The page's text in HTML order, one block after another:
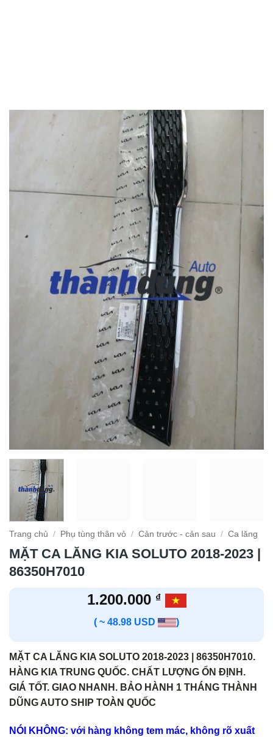
Trang chủ / Phụ tùng thân vỏ / Cản trước - cản sau / Ca lăng
MẶT CA LĂNG KIA SOLUTO 2018-2023 |
86350H7010
1.200.000 ₫
( ~ 48.98 USD )
MẶT CA LĂNG KIA SOLUTO 2018-2023 | 86350H7010.
HÀNG KIA TRUNG QUỐC. CHẤT LƯỢNG ỔN ĐỊNH.
GIÁ TỐT. GIAO NHANH. BẢO HÀNH 1 THÁNG THÀNH
DŨNG AUTO SHIP TOÀN QUỐC
NÓI KHÔNG: với hàng không tem mác, không rõ xuất